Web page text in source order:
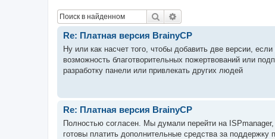
Поиск
Re: Платная версия BrainyCP
Ну или как насчет того, чтобы добавить две версии,
возможность благотворительных пожертвований или
разработку панели или привлекать других людей
Re: Платная версия BrainyCP
Полностью согласен. Мы думали перейти на
готовы платить дополнительные средства за